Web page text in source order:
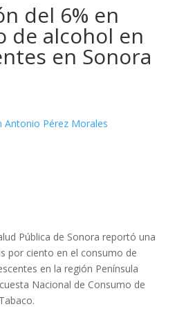
del 6% en
de alcohol en
en Sonora
Antonio Pérez Morales
Pública de Sonora reportó una
por ciento en el consumo de
en la región Península
Nacional de Consumo de